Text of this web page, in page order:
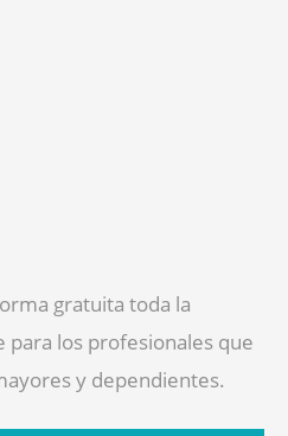
gratuita toda la
para los profesionales que
y dependientes.